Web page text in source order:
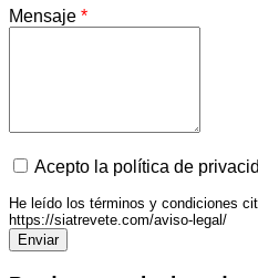
Mensaje *
Acepto la política de
He leído los términos y condiciones
https://siatrevete.com/aviso-legal/